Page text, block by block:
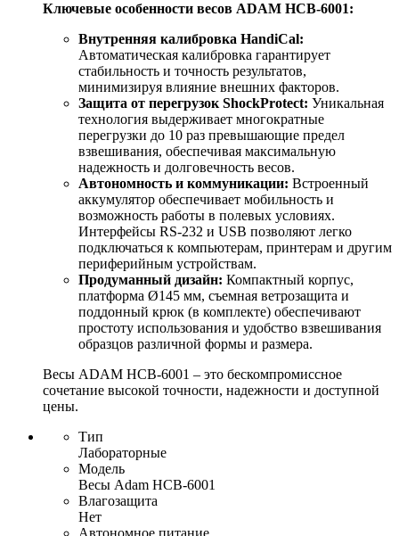
Ключевые особенности весов ADAM HCB-6001:
Внутренняя калибровка HandiCal:
Автоматическая калибровка гарантирует
стабильность и точность результатов,
минимизируя влияние внешних факторов.
Защита от перегрузок ShockProtect: Уникальная
технология выдерживает многократные
перегрузки до 10 раз превышающие предел
взвешивания, обеспечивая максимальную
надежность и долговечность весов.
Автономность и коммуникации: Встроенный
аккумулятор обеспечивает мобильность и
возможность работы в полевых условиях.
Интерфейсы RS-232 и USB позволяют легко
подключаться к компьютерам, принтерам и другим
периферийным устройствам.
Продуманный дизайн: Компактный корпус,
платформа Ø145 мм, съемная ветрозащита и
поддонный крюк (в комплекте) обеспечивают
простоту использования и удобство взвешивания
образцов различной формы и размера.
Весы ADAM HCB-6001 – это бескомпромиссное
сочетание высокой точности, надежности и доступной
цены.
Тип
Лабораторные
Модель
Весы Adam HCB-6001
Влагозащита
Нет